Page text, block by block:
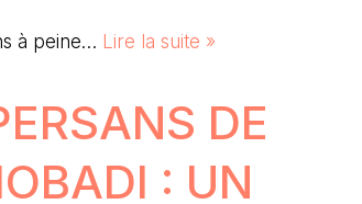
à peine… Lire la suite »
DE
: UN